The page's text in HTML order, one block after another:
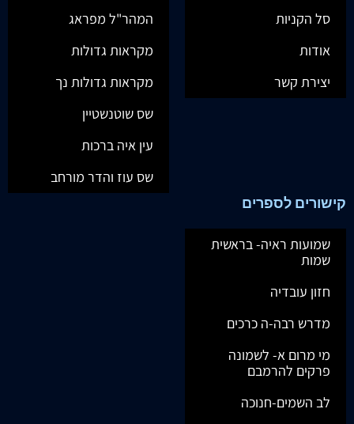
סל הקניות
אודות
יצירת קשר
המהר"ל מפראג
מקראות גדולות
מקראות גדולות נך
שס שוטנשטיין
עין איה ברכות
שס עוז והדר מורחב
קישורים לספרים
שמועות ראיה- בראשית
שמות
חזון עובדיה
מדרש רבה-ה כרכים
מי מרום א- לשמונה
פרקים להרמבם
לב השמים-חנוכה